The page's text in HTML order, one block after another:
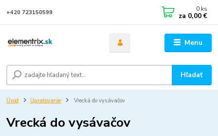
Menu
Hľadať
+420 723150599 0 ks
za 0,00 €
Úvod Upratovanie Vrecká do vysávačov
Vrecká do vysávačov